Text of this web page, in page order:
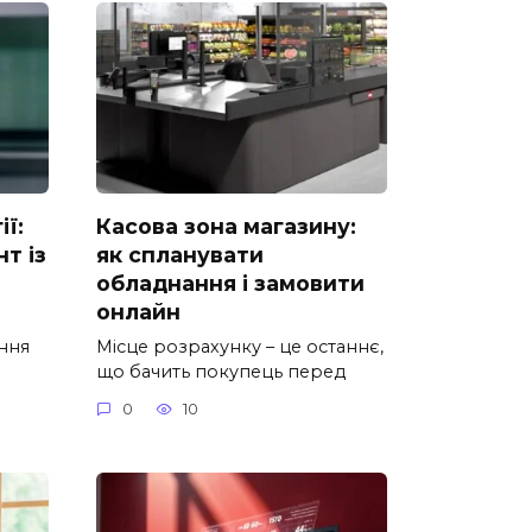
із
Касова зона магазину:
як спланувати
обладнання і замовити
онлайн
Місце розрахунку – це останнє,
що бачить покупець перед
0 10